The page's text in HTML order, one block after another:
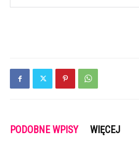
PODOBNE WPISY WIĘCEJ